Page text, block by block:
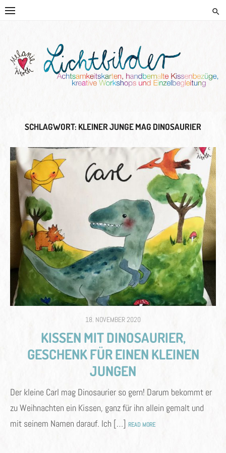
Skip
HANDGEMALTE KISSEN UND
KREATIVE BEGLEITUNG
SCHLAGWORT: KLEINER JUNGE MAG DINOSAURIER
POSTED
18. NOVEMBER 2020
KISSEN MIT DINOSAURIER,
GESCHENK FÜR EINEN KLEINEN
JUNGEN
Der kleine Carl mag Dinosaurier so gern! Darum bekommt er
zu Weihnachten ein Kissen, ganz für ihn allein gemalt und
mit seinem Namen darauf. Ich […] READ MORE